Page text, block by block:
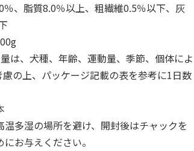
％、脂質8.0％以上、粗繊維0.5％以下、灰
は、犬種、年齢、運動量、季節、個体によ
の上、パッケージ記載の表を参考に1日数
温多湿の場所を避け、開封後はチャックを
お与えください。